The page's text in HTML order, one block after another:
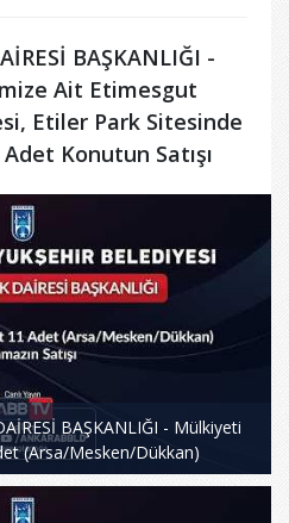
BAŞKANLIĞI -
Ait Etimesgut
Etiler Park Sitesinde
Konutun Satışı
BAŞKANLIĞI - Mülkiyeti
(Arsa/Mesken/Dükkan)